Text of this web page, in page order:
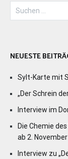
Suchen
nach:
NEUESTE
Sylt-Karte mit
„Der Schrein
Interview im
Die Chemie
ab 2.
Interview zu